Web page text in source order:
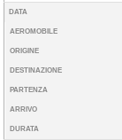
DATA
AEROMOBILE
ORIGINE
DESTINAZIONE
PARTENZA
ARRIVO
DURATA